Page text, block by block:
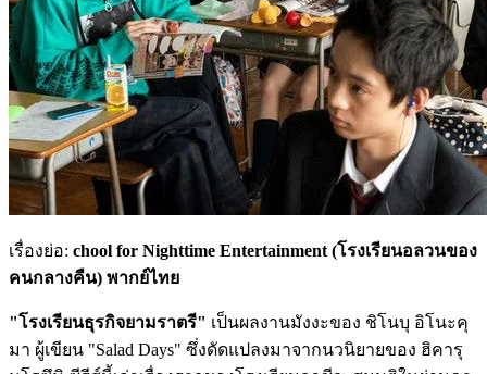
เรื่องย่อ: chool for Nighttime Entertainment (โรงเรียนอลวนของ
คนกลางคืน) พากย์ไทย
"โรงเรียนธุรกิจยามราตรี" เป็นผลงานมังงะของ ชิโนบุ อิโนะคุ
มา ผู้เขียน "Salad Days" ซึ่งดัดแปลงมาจากนวนิยายของ ฮิคารุ